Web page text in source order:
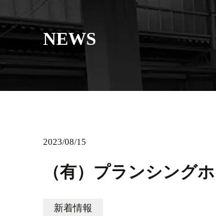
NEWS
2023/08/15
（有）プランシング
新着情報